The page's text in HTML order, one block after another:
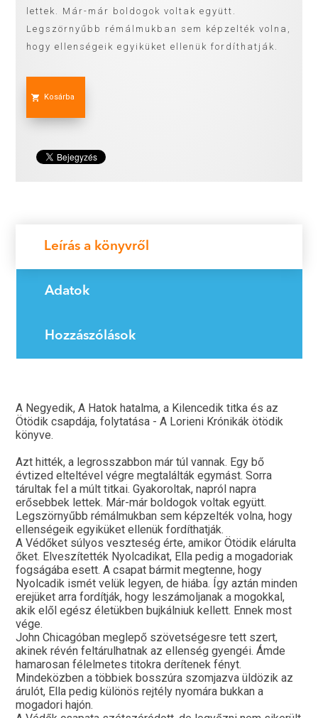
lettek. Már-már boldogok voltak együtt.
Legszörnyűbb rémálmukban sem képzelték volna,
hogy ellenségeik egyiküket ellenük fordíthatják.
Kosárba
Leírás a könyvről
Adatok
Hozzászólások
A Negyedik, A Hatok hatalma, a Kilencedik titka és az
Ötödik csapdája, folytatása - A Lorieni Krónikák ötödik
könyve.
Azt hitték, a legrosszabbon már túl vannak. Egy bő
évtized elteltével végre megtalálták egymást. Sorra
tárultak fel a múlt titkai. Gyakoroltak, napról napra
erősebbek lettek. Már-már boldogok voltak együtt.
Legszörnyűbb rémálmukban sem képzelték volna, hogy
ellenségeik egyiküket ellenük fordíthatják.
A Védőket súlyos veszteség érte, amikor Ötödik elárulta
őket. Elveszítették Nyolcadikat, Ella pedig a mogadoriak
fogságába esett. A csapat bármit megtenne, hogy
Nyolcadik ismét velük legyen, de hiába. Így aztán minden
erejüket arra fordítják, hogy leszámoljanak a mogokkal,
akik elől egész életükben bujkálniuk kellett. Ennek most
vége.
John Chicagóban meglepő szövetségesre tett szert,
akinek révén feltárulhatnak az ellenség gyengéi. Ámde
hamarosan félelmetes titokra derítenek fényt.
Mindeközben a többiek bosszúra szomjazva üldözik az
árulót, Ella pedig különös rejtély nyomára bukkan a
mogadori hajón.